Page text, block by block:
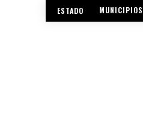
ESTADO MUNICIPIOS